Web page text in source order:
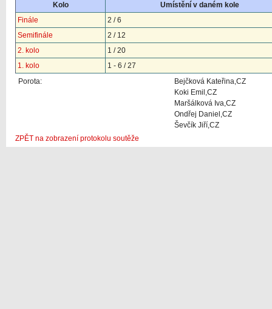
Kolo
Umístění v daném kole
Finále
2 / 6
Semifinále
2 / 12
2. kolo
1 / 20
1. kolo
1 - 6 / 27
Porota:
Bejčková Kateřina,CZ
Koki Emil,CZ
Maršálková Iva,CZ
Ondřej Daniel,CZ
Ševčík Jiří,CZ
ZPĚT na zobrazení protokolu soutěže